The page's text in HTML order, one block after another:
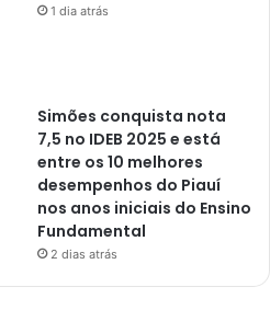
1 dia atrás
Simões conquista nota
7,5 no IDEB 2025 e está
entre os 10 melhores
desempenhos do Piauí
nos anos iniciais do Ensino
Fundamental
2 dias atrás